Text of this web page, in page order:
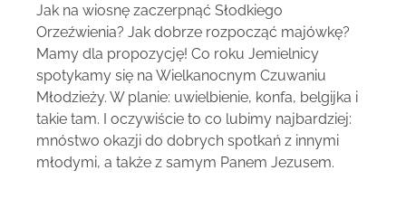
Jak na wiosnę zaczerpnąć Słodkiego
Orzeźwienia? Jak dobrze rozpocząć majówkę?
Mamy dla propozycję! Co roku Jemielnicy
spotykamy się na Wielkanocnym Czuwaniu
Młodzieży. W planie: uwielbienie, konfa, belgijka i
takie tam. I oczywiście to co lubimy najbardziej:
mnóstwo okazji do dobrych spotkań z innymi
młodymi, a także z samym Panem Jezusem.